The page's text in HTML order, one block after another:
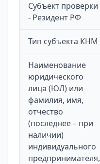
Субъект проверки
- Резидент РФ
Тип субъекта КНМ
Наименование
юридического
лица (ЮЛ) или
фамилия, имя,
отчество
(последнее – при
наличии)
индивидуального
предпринимателя,